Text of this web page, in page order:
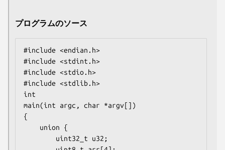
プログラムのソース
#include <endian.h>
#include <stdint.h>
#include <stdio.h>
#include <stdlib.h>
int
main(int argc, char *argv[])
{